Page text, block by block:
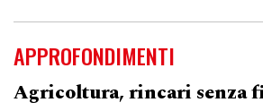
APPROFONDIMENTI
Agricoltura, rincari senza